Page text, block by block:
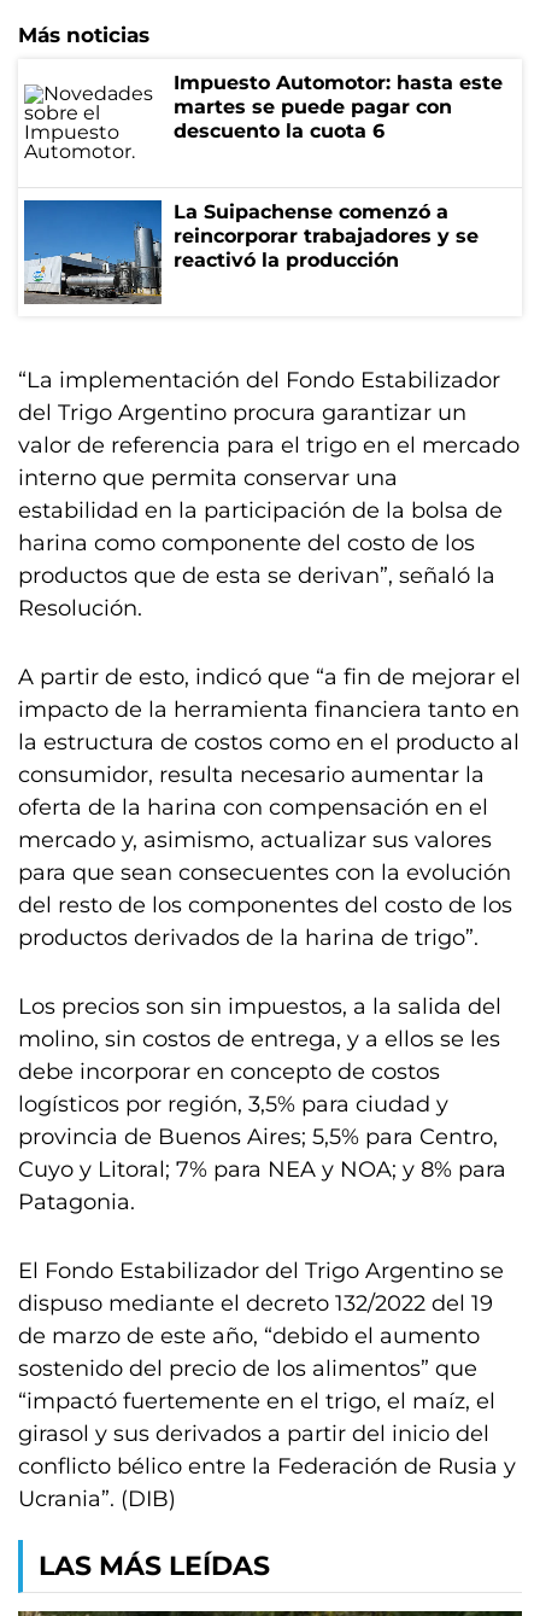
Más noticias
Impuesto Automotor: hasta este
martes se puede pagar con
descuento la cuota 6
La Suipachense comenzó a
reincorporar trabajadores y se
reactivó la producción
“La implementación del Fondo Estabilizador
del Trigo Argentino procura garantizar un
valor de referencia para el trigo en el mercado
interno que permita conservar una
estabilidad en la participación de la bolsa de
harina como componente del costo de los
productos que de esta se derivan”, señaló la
Resolución.
A partir de esto, indicó que “a fin de mejorar el
impacto de la herramienta financiera tanto en
la estructura de costos como en el producto al
consumidor, resulta necesario aumentar la
oferta de la harina con compensación en el
mercado y, asimismo, actualizar sus valores
para que sean consecuentes con la evolución
del resto de los componentes del costo de los
productos derivados de la harina de trigo”.
Los precios son sin impuestos, a la salida del
molino, sin costos de entrega, y a ellos se les
debe incorporar en concepto de costos
logísticos por región, 3,5% para ciudad y
provincia de Buenos Aires; 5,5% para Centro,
Cuyo y Litoral; 7% para NEA y NOA; y 8% para
Patagonia.
El Fondo Estabilizador del Trigo Argentino se
dispuso mediante el decreto 132/2022 del 19
de marzo de este año, “debido el aumento
sostenido del precio de los alimentos” que
“impactó fuertemente en el trigo, el maíz, el
girasol y sus derivados a partir del inicio del
conflicto bélico entre la Federación de Rusia y
Ucrania”. (DIB)
LAS MÁS LEÍDAS